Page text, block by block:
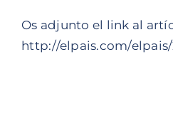
Os adjunto el link al
http://elpais.com/elpais/